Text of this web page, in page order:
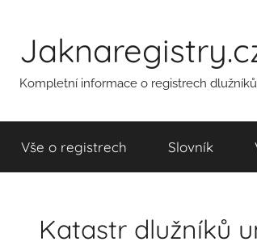
obsahu
Kompletní informace o registrech dlužníků
Vše o registrech Slovník
Katastr dlužníků